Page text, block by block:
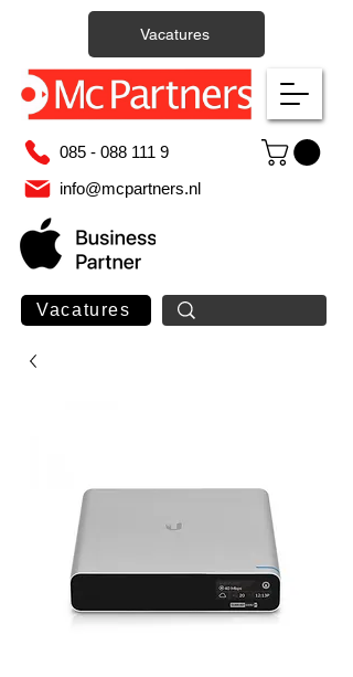
085 - 088 111 9
info@mcpartners.nl
Vacatures
Vacatures